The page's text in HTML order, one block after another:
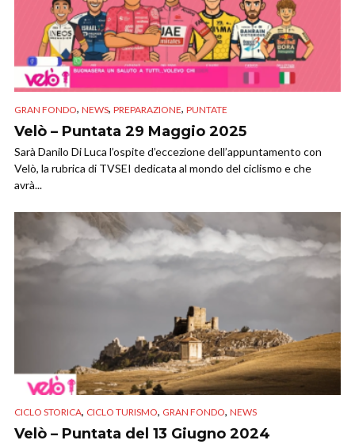
GRAN FONDO, NEWS, PREPARAZIONE, PUNTATE
Velò – Puntata 29 Maggio 2025
Sarà Danilo Di Luca l’ospite d’eccezione dell’appuntamento con
Velò, la rubrica di TVSEI dedicata al mondo del ciclismo e che
avrà...
CICLO STORICA, CICLO TURISMO, GRAN FONDO, NEWS
Velò – Puntata del 13 Giugno 2024